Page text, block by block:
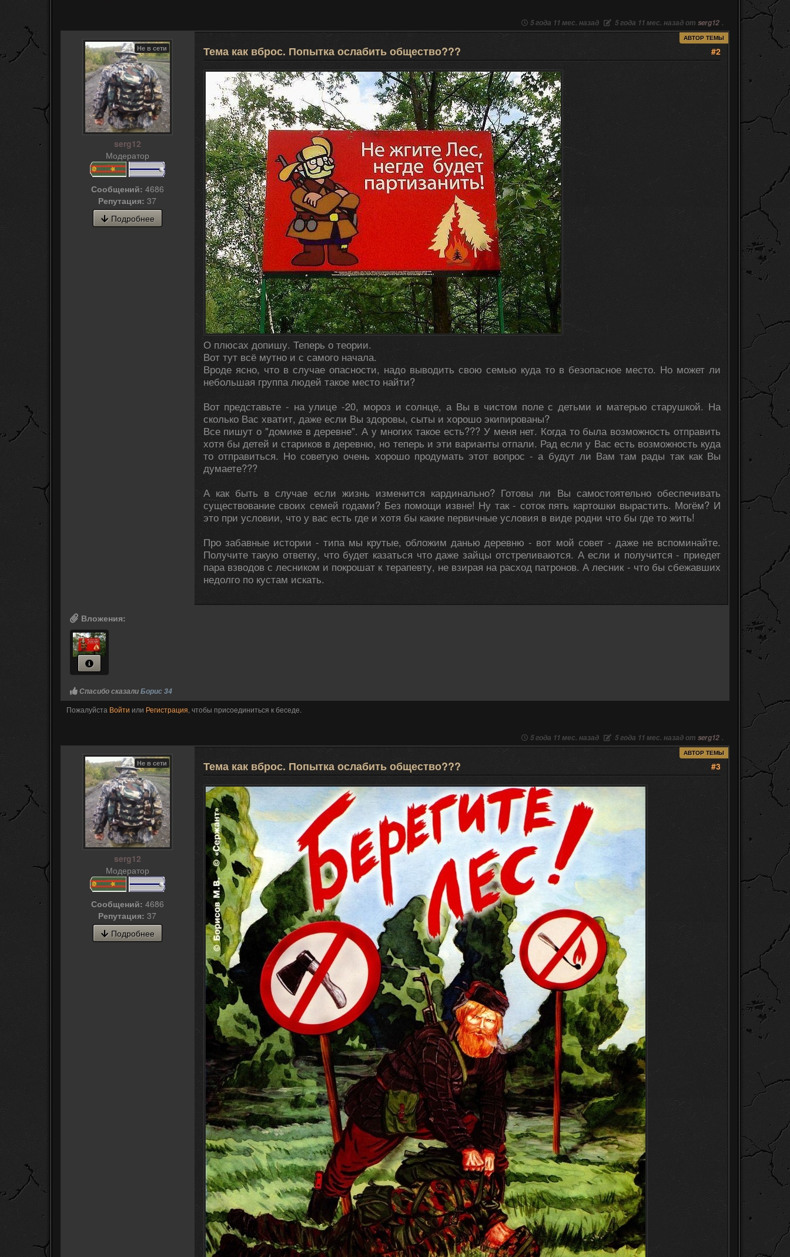
5 года 11 мес. назад 5 года 11 мес. назад от serg12 .
Не в сети
serg12
Модератор
Сообщений: 4686
Репутация: 37
Подробнее
АВТОР ТЕМЫ
Тема как вброс. Попытка ослабить общество??? #2
О плюсах допишу. Теперь о теории.
Вот тут всё мутно и с самого начала.
Вроде ясно, что в случае опасности, надо выводить свою семью куда то в безопасное место. Но может ли
небольшая группа людей такое место найти?
Вот представьте - на улице -20, мороз и солнце, а Вы в чистом поле с детьми и матерью старушкой. На
сколько Вас хватит, даже если Вы здоровы, сыты и хорошо экипированы?
Все пишут о "домике в деревне". А у многих такое есть??? У меня нет. Когда то была возможность отправить
хотя бы детей и стариков в деревню, но теперь и эти варианты отпали. Рад если у Вас есть возможность куда
то отправиться. Но советую очень хорошо продумать этот вопрос - а будут ли Вам там рады так как Вы
думаете???
А как быть в случае если жизнь изменится кардинально? Готовы ли Вы самостоятельно обеспечивать
существование своих семей годами? Без помощи извне! Ну так - соток пять картошки вырастить. Могём? И
это при условии, что у вас есть где и хотя бы какие первичные условия в виде родни что бы где то жить!
Про забавные истории - типа мы крутые, обложим данью деревню - вот мой совет - даже не вспоминайте.
Получите такую ответку, что будет казаться что даже зайцы отстреливаются. А если и получится - приедет
пара взводов с лесником и покрошат к терапевту, не взирая на расход патронов. А лесник - что бы сбежавших
недолго по кустам искать.
Вложения:
Спасибо сказалиБорис 34
Пожалуйста Войти или Регистрация, чтобы присоединиться к беседе.
5 года 11 мес. назад 5 года 11 мес. назад от serg12 .
Не в сети
serg12
Модератор
Сообщений: 4686
Репутация: 37
Подробнее
АВТОР ТЕМЫ
Тема как вброс. Попытка ослабить общество??? #3